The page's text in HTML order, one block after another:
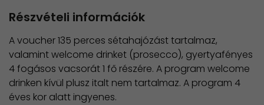
Részvételi információk
A voucher 135 perces sétahajózást tartalmaz,
valamint welcome drinket (prosecco), gyertyafényes
4 fogásos vacsorát 1 fő részére. A program welcome
drinken kívül plusz italt nem tartalmaz. A program 4
éves kor alatt ingyenes.